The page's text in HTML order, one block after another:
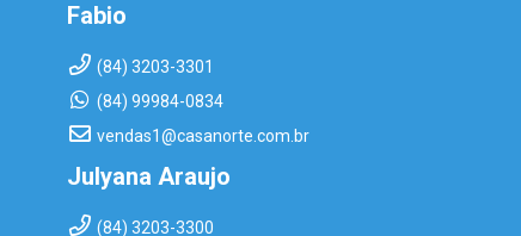
Fabio
(84) 3203-3301
(84) 99984-0834
vendas1@casanorte.com.br
Julyana Araujo
(84) 3203-3300